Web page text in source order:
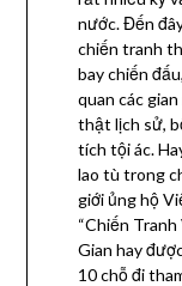
nước. Đến
chiến tranh
bay chiến
quan các
thật lịch sử,
tích tội ác.
lao tù trong
giới ủng hộ
“Chiến Tranh
Gian hay
10 chỗ đi